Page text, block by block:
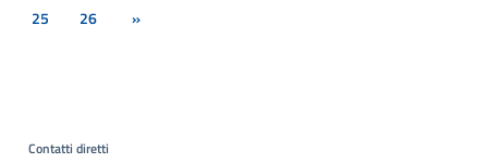
25
26 »
Contatti diretti